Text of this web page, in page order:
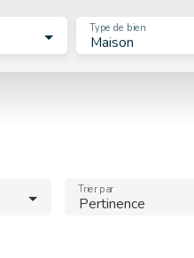
Maison
Type de bien
Pertinence
Trier par